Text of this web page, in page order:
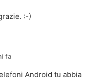
:-)
fa
Android tu abbia